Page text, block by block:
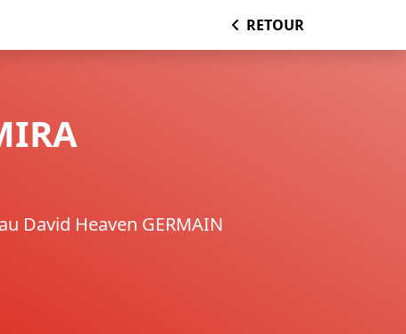
RETOUR
David Heaven GERMAIN